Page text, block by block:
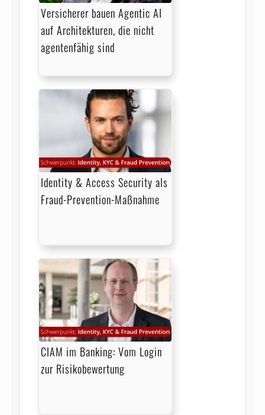
Versicherer bauen Agentic AI
auf Architekturen, die nicht
agentenfähig sind
Identity & Access Security als
Fraud-Prevention-Maßnahme
CIAM im Banking: Vom Login
zur Risikobewertung